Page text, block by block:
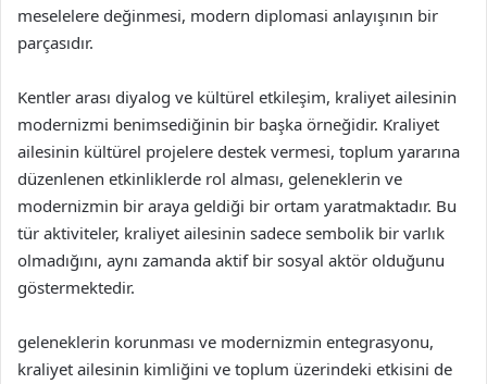
meselelere değinmesi, modern diplomasi anlayışının bir
parçasıdır.
Kentler arası diyalog ve kültürel etkileşim, kraliyet ailesinin
modernizmi benimsediğinin bir başka örneğidir. Kraliyet
ailesinin kültürel projelere destek vermesi, toplum yararına
düzenlenen etkinliklerde rol alması, geleneklerin ve
modernizmin bir araya geldiği bir ortam yaratmaktadır. Bu
tür aktiviteler, kraliyet ailesinin sadece sembolik bir varlık
olmadığını, aynı zamanda aktif bir sosyal aktör olduğunu
göstermektedir.
geleneklerin korunması ve modernizmin entegrasyonu,
kraliyet ailesinin kimliğini ve toplum üzerindeki etkisini de